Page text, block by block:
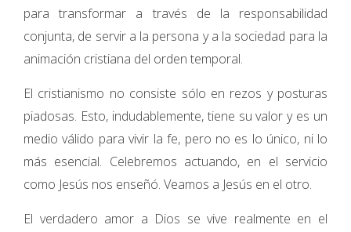
para transformar a través de la responsabilidad
conjunta, de servir a la persona y a la sociedad para la
animación cristiana del orden temporal.
El cristianismo no consiste sólo en rezos y posturas
piadosas. Esto, indudablemente, tiene su valor y es un
medio válido para vivir la fe, pero no es lo único, ni lo
más esencial. Celebremos actuando, en el servicio
como Jesús nos enseñó. Veamos a Jesús en el otro.
El verdadero amor a Dios se vive realmente en el